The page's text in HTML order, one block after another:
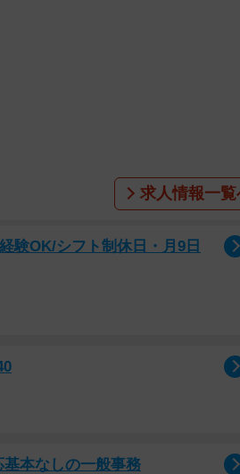
求人情報一覧
験OK/シフト制休日・月9日
本なしの一般事務